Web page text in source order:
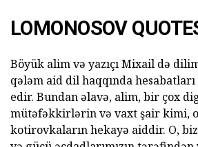
LOMONOSOV
Böyük alim və yazıçı Mixail də
qələm aid dil haqqında
edir. Bundan əlavə, alim, bir çox
mütəfəkkirlərin və vaxt şair kimi,
kotirovkaların hekayə aiddir. O,